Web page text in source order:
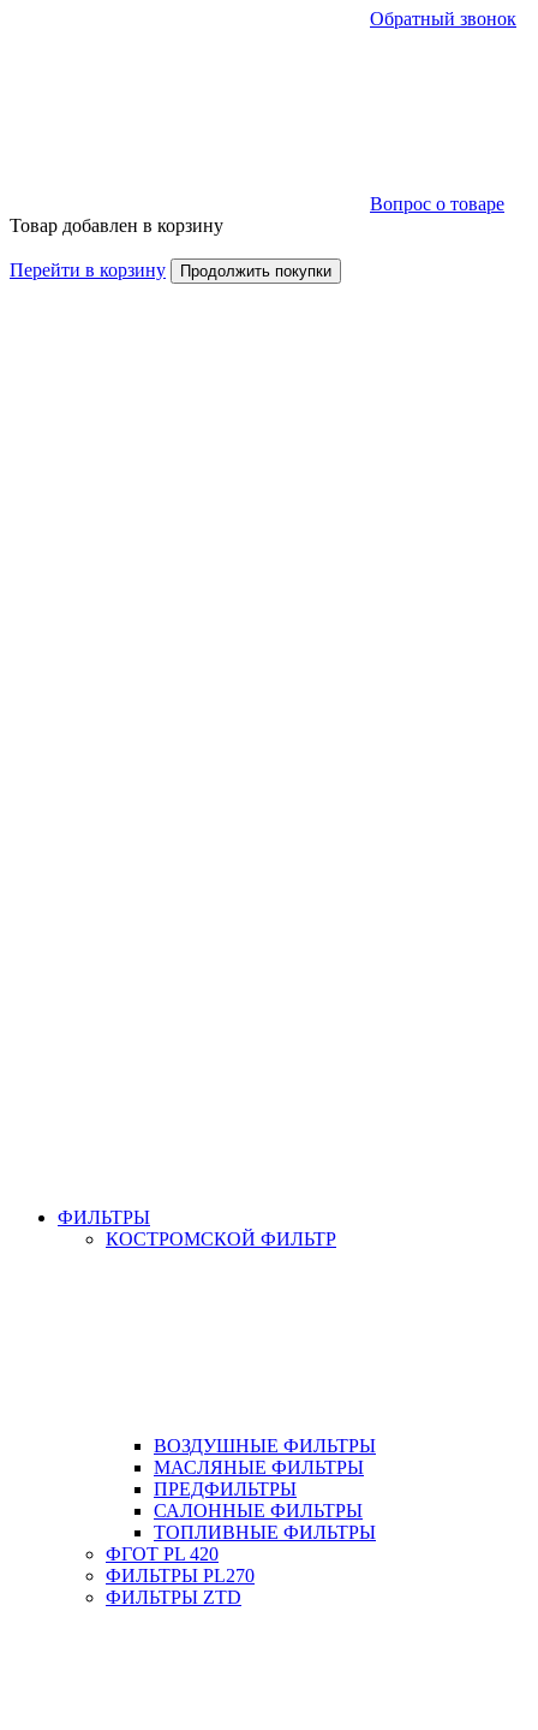
Обратный звонок
Вопрос о товаре
Товар добавлен в корзину
Перейти в корзину Продолжить покупки
ФИЛЬТРЫ
КОСТРОМСКОЙ ФИЛЬТР
ВОЗДУШНЫЕ ФИЛЬТРЫ
МАСЛЯНЫЕ ФИЛЬТРЫ
ПРЕДФИЛЬТРЫ
САЛОННЫЕ ФИЛЬТРЫ
ТОПЛИВНЫЕ ФИЛЬТРЫ
ФГОТ PL 420
ФИЛЬТРЫ PL270
ФИЛЬТРЫ ZTD